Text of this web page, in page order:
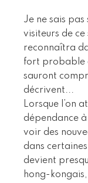
Je ne sais
visiteurs de ce
reconnaîtra
fort probable
sauront
décrivent...
Lorsque l’on
dépendance
voir des
dans
devient
hong-